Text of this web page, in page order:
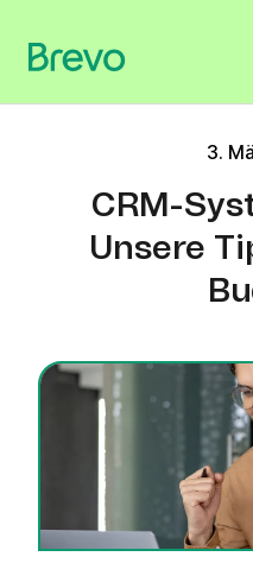
3.
CRM-
Unsere